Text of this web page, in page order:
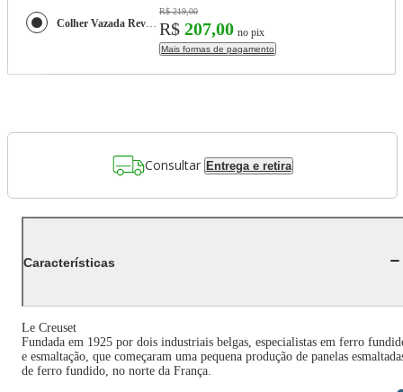
Colher Vazada Revolution Nylon Silicone Premium Bicolor Vermelho e Preto Black Onix Le Creuset
R$ 219,00
R$ 207,00 no pix
Mais formas de pagamento
Consultar Entrega e retira
Características
Le Creuset
Fundada em 1925 por dois industriais belgas, especialistas em ferro
e esmaltação, que começaram uma pequena produção de panelas
de ferro fundido, no norte da França.